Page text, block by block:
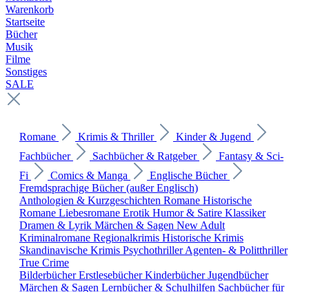
Warenkorb
Startseite
Bücher
Musik
Filme
Sonstiges
SALE
Romane Krimis & Thriller
Kinder & Jugend
Fachbücher
Sachbücher & Ratgeber
Fantasy & Sci-
Fi
Comics & Manga
Englische Bücher
Fremdsprachige Bücher (außer Englisch)
Anthologien & Kurzgeschichten Romane Historische
Romane Liebesromane Erotik Humor & Satire Klassiker
Dramen & Lyrik Märchen & Sagen New Adult
Kriminalromane Regionalkrimis Historische Krimis
Skandinavische Krimis PsychothrillerAgenten- & Politthriller
True Crime
BilderbücherErstlesebücherKinderbücherJugendbücher
Märchen & Sagen Lernbücher & Schulhilfen Sachbücher für